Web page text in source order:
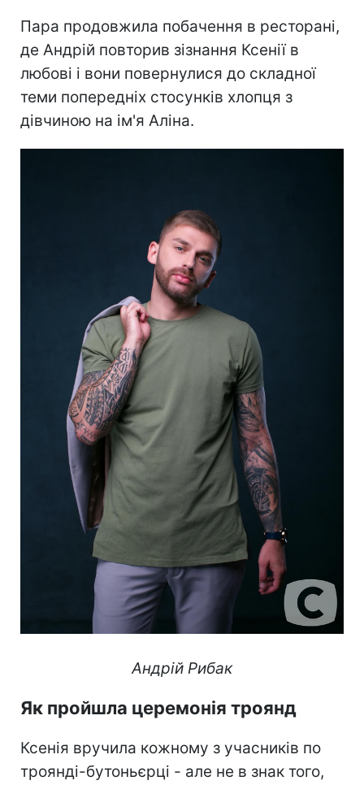
Пара продовжила побачення в ресторані,
де Андрій повторив зізнання Ксенії в
любові і вони повернулися до складної
теми попередніх стосунків хлопця з
дівчиною на ім'я Аліна.
Андрій Рибак
Як пройшла церемонія троянд
Ксенія вручила кожному з учасників по
троянді-бутоньєрці - але не в знак того,